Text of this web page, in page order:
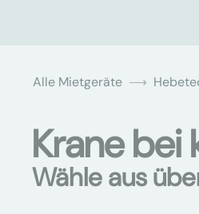
Alle Mietgeräte
Krane bei
Wähle aus